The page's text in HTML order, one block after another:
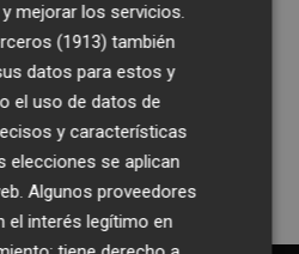
actualidad de
en tu correo
suscribirme
mejorar los servicios.
(1913) también
datos para estos y
el uso de datos de
y características
elecciones se aplican
Algunos proveedores
el interés legítimo en